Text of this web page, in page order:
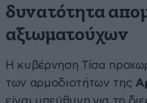
δυνατότητα
αξιωματούχων
Η κυβέρνηση Τίσα
των αρμοδιοτήτων της
είναι υπεύθυνη για τη